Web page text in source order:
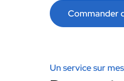
Commander
Un service sur